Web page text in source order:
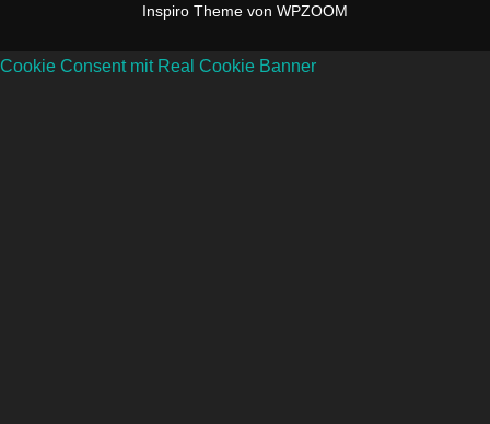
Inspiro Theme von WPZOOM
Cookie Consent mit Real Cookie Banner